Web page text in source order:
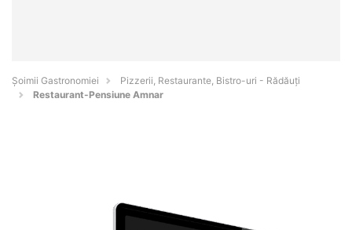
Șoimii Gastronomiei
Pizzerii, Restaurante, Bistro-uri - Rădăuţi
Restaurant-Pensiune Amnar